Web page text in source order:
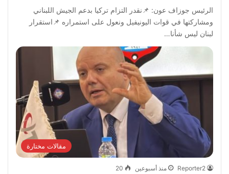
الرئيس جوزاف عون: 📌نقدر التزام تركيا بدعم الجيش اللبناني
ومشاركتها في قوات اليونيفيل ونعول على استمراره 📌استقرار
لبنان ليس شأنا…
مقالات مختارة
Reporter2 منذ أسبوعين 20